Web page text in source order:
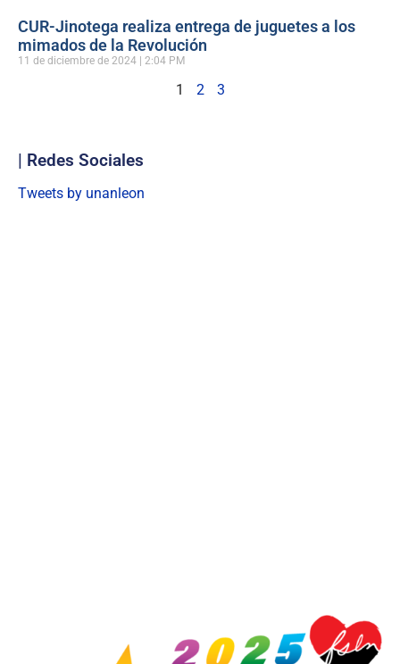
CUR-Jinotega realiza entrega de juguetes a los
mimados de la Revolución
11 de diciembre de 2024 2:04 PM
1 2 3
| Redes Sociales
Tweets by unanleon